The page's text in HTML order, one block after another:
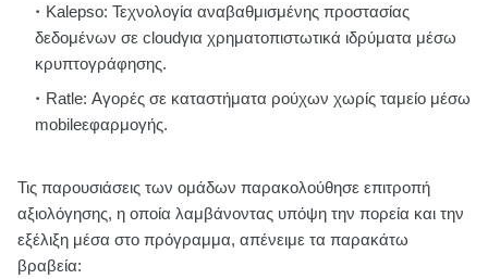
Kalepso: Τεχνολογία αναβαθμισμένης προστασίας
δεδομένων σε cloudγια χρηματοπιστωτικά ιδρύματα μέσω
κρυπτογράφησης.
Ratle: Αγορές σε καταστήματα ρούχων χωρίς ταμείο μέσω
mobileεφαρμογής.
Τις παρουσιάσεις των ομάδων παρακολούθησε επιτροπή
αξιολόγησης, η οποία λαμβάνοντας υπόψη την πορεία και την
εξέλιξη μέσα στο πρόγραμμα, απένειμε τα παρακάτω
βραβεία: